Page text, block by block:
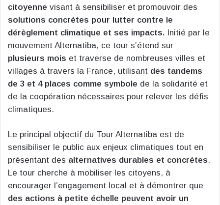
citoyenne visant à sensibiliser et promouvoir des
solutions concrètes pour lutter contre le
dérèglement climatique et ses impacts. Initié par le
mouvement Alternatiba, ce tour s’étend sur
plusieurs mois et traverse de nombreuses villes et
villages à travers la France, utilisant des tandems
de 3 et 4 places comme symbole de la solidarité et
de la coopération nécessaires pour relever les défis
climatiques.
Le principal objectif du Tour Alternatiba est de
sensibiliser le public aux enjeux climatiques tout en
présentant des alternatives durables et concrètes.
Le tour cherche à mobiliser les citoyens, à
encourager l’engagement local et à démontrer que
des actions à petite échelle peuvent avoir un